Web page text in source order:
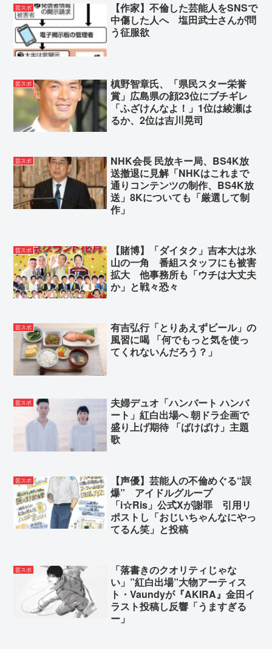
芸スポ
【作家】不倫した芸能人をSNSで
中傷した人へ 塩田武士さんが問
う征服欲
芸スポ
槙野智章氏、「県民スター栄誉
賞」広島県の顔23位にブチギレ
「ふざけんなよ！」1位は綾瀬は
るか、2位は吉川晃司
芸スポ
NHK会長 民放キー局、BS4K放
送撤退に見解「NHKはこれまで
通りコンテンツの制作、BS4K放
送」8Kについても「厳選して制
作」
芸スポ
【賭博】「ダイタク」吉本大は氷
山の一角 番組スタッフにも被害
拡大 他事務所も「ウチは大丈夫
か」と戦々恐々
芸スポ
有吉弘行「とりあえずビール」の
風習に喝 「何でもっと気を使っ
てくれないんだろう？」
芸スポ
夫婦デュオ「ハンバート ハンバ
ート」紅白出場へ 朝ドラ企画で
盛り上げ期待 「ばけばけ」主題
歌
芸スポ
【声優】芸能人の不倫めぐる“誤
爆” アイドルグループ
「i☆Ris」公式Xが謝罪 引用リ
ポストし「おじいちゃんなにやっ
てるん笑」と投稿
芸スポ
「落書きのクオリティじゃな
い」”紅白出場”大物アーティス
ト・Vaundyが『AKIRA』金田イ
ラスト投稿し反響「うますぎる
ー」